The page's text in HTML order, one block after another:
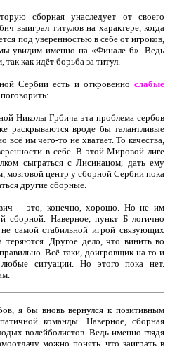
сборная унаследует от своего
выиграл титулов на характере, когда
под уверенностью в себе от игроков,
увидим именно на «Финале 6». Ведь
как идёт борьба за титул.
Сербии есть и откровенно слабые
Николы Грбича эта проблема сербов
раскрываются вроде бы талантливые
им чего-то не хватает. То качества,
в себе. В этой Мировой лиге
сыграться с Лисинацом, дать ему
центр у сборной Сербии пока
другие сборные.
– это, конечно, хорошо. Но не им
сборной. Наверное, пункт Б логично
самой стабильной игрой связующих
Другое дело, что винить во
Всё-таки, доигровщик на то и
ситуации. Но этого пока нет.
я бы вновь вернулся к позитивным
команды. Наверное, сборная
волейболистов. Ведь именно глядя
можно понять, что заиграть в